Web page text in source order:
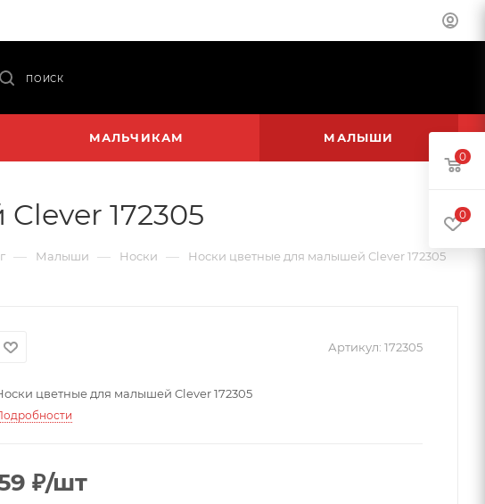
ПОИСК
МАЛЬЧИКАМ МАЛЫШИ
172305
— Малыши — Носки — Носки цветные для малышей Clever 172305
Артикул: 172305
цветные для малышей Clever 172305
₽/шт
0
0